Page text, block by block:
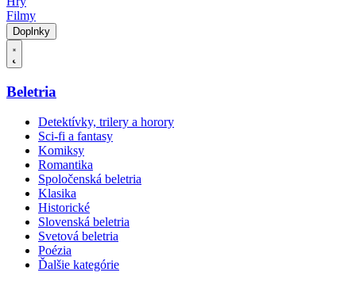
Filmy
Doplnky
Beletria
Detektívky, trilery a horory
Sci-fi a fantasy
Komiksy
Romantika
Spoločenská beletria
Klasika
Historické
Slovenská beletria
Svetová beletria
Poézia
Ďalšie kategórie